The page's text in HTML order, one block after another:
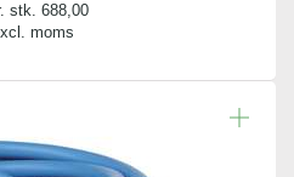
stk. 688,00
moms